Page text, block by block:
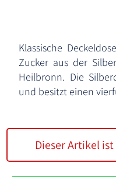
Klassische
Zucker aus der
Heilbronn. Die
und besitzt einen
Dieser Artikel